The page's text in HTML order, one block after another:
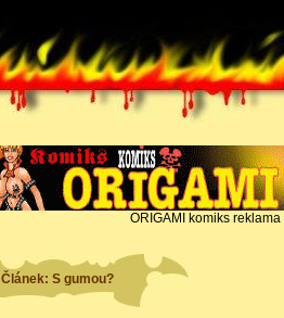
ORIGAMI komiks reklama
Článek: S gumou?